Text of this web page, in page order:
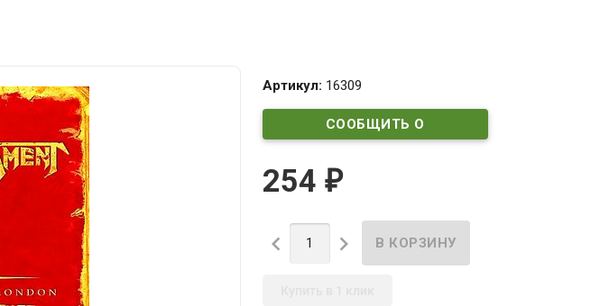
Артикул: 16309
СООБЩИТЬ О
254 ₽
 